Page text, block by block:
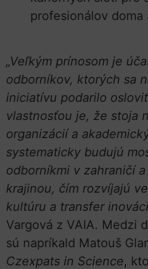
profesionálov doma
„Veľkým prínosom je
odborníkov, ktorých sa
iniciatívu podarilo
vlastnosťou je, že stoja
organizácií a
systematicky budujú
odborníkmi v zahraničí
krajinou, čím rozvíjajú
kultúru a transfer
Vargová z VAIA. Medzi
sú napríkald Matouš
Czexpats in Science,